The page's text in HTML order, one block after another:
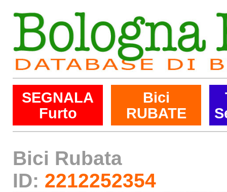
SEGNALA
Furto
Bici
RUBATE
Bici Rubata
ID: 2212252354